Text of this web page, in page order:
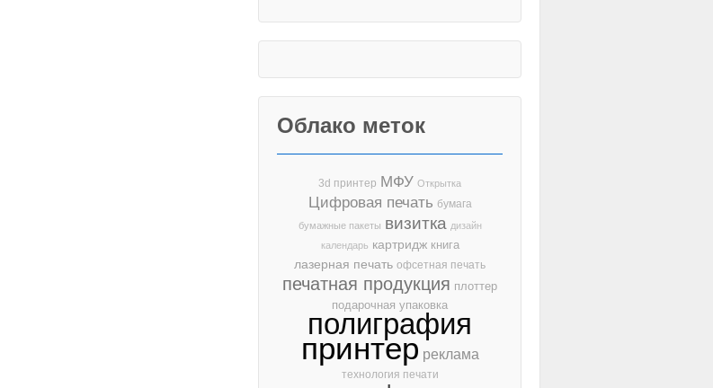
Облако меток
3d принтер МФУ Открытка
Цифровая печать бумага
бумажные пакеты визитка дизайн
календарь картридж книга
лазерная печать офсетная печать
печатная продукция плоттер
подарочная упаковка
полиграфия
принтер реклама
технология печати